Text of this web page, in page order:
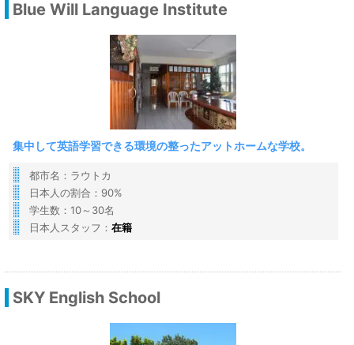
Blue Will Language Institute
集中して英語学習できる環境の整ったアットホームな学校。
都市名：ラウトカ
日本人の割合：90%
学生数：10～30名
日本人スタッフ： 在籍
SKY English School